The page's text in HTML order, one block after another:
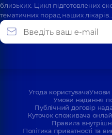
близьких. Цикл підготовлених
тематичних порад наших
Угода користувачаУмови
Умови надання
Публічний договір
Куточок споживача
Правила
Політика приватності та